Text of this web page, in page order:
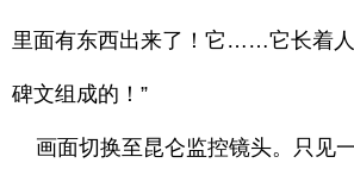
里面有东西出来了！它……它长着
碑文组成的！”
画面切换至昆仑监控镜头。只见